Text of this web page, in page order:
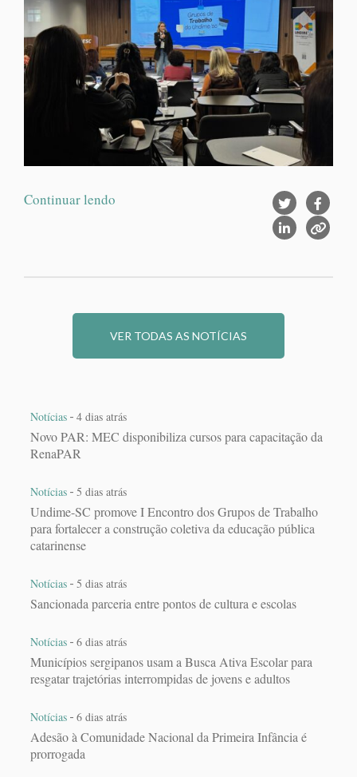
Continuar lendo
VER TODAS AS NOTÍCIAS
Notícias - 4 dias atrás
Novo PAR: MEC disponibiliza cursos para capacitação da
RenaPAR
Notícias - 5 dias atrás
Undime-SC promove I Encontro dos Grupos de Trabalho
para fortalecer a construção coletiva da educação pública
catarinense
Notícias - 5 dias atrás
Sancionada parceria entre pontos de cultura e escolas
Notícias - 6 dias atrás
Municípios sergipanos usam a Busca Ativa Escolar para
resgatar trajetórias interrompidas de jovens e adultos
Notícias - 6 dias atrás
Adesão à Comunidade Nacional da Primeira Infância é
prorrogada